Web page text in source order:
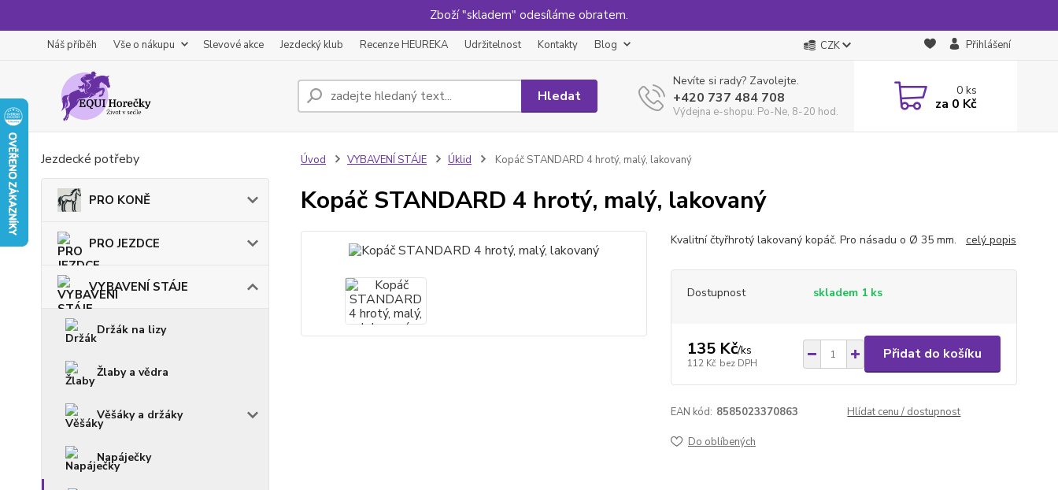
Zboží "skladem" odesíláme obratem.
Náš příběh Vše o nákupu Slevové akce Jezdecký klub Recenze HEUREKA Udržitelnost Kontakty Blog CZK Přihlášení
Hledat
Nevíte si rady? Zavolejte.
+420 737 484 708
Výdejna e-shopu: Po-Ne, 8-20 hod.
0ks
za 0 Kč
Jezdecké potřeby
PRO KONĚ
PRO JEZDCE
VYBAVENÍ STÁJE
Držák na lizy
Žlaby a vědra
Věšáky a držáky
Napáječky
Úvod VYBAVENÍ STÁJE Úklid Kopáč STANDARD 4 hrotý, malý, lakovaný
Kopáč STANDARD 4 hrotý, malý, lakovaný
Kvalitní čtyřhrotý lakovaný kopáč. Pro násadu o Ø 35 mm. celý popis
Dostupnost skladem 1 ks
135 Kč/ks
112 Kč bez DPH
Přidat do košíku
EAN kód: 8585023370863 Hlídat cenu / dostupnost
Do oblíbených